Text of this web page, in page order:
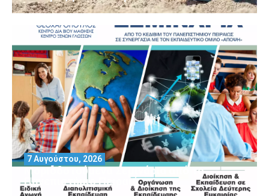
Μοριοδοτούμενα Σεμινάρια από το
Πανεπιστήμιο Πειραιά
7 Αυγούστου, 2026